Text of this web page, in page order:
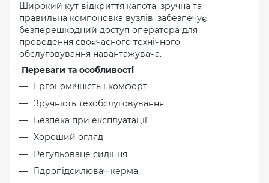
Широкий кут відкриття капота, зручна та
правильна компоновка вузлів, забезпечує
безперешкодний доступ оператора для
проведення своєчасного технічного
обслуговування навантажувача.
Переваги та особливості
Ергономічність і комфорт
Зручність техобслуговування
Безпека при експлуатації
Хороший огляд
Регульоване сидіння
Гідропідсилювач керма